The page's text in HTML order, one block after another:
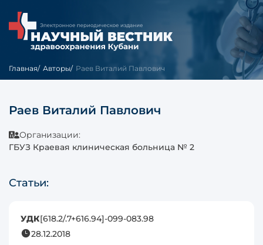
Главная Авторы Раев Виталий Павлович
Раев Виталий Павлович
Организации:
ГБУЗ Краевая клиническая больница № 2
Статьи:
УДК[618.2/.7+616.94]-099-083.98
28.12.2018